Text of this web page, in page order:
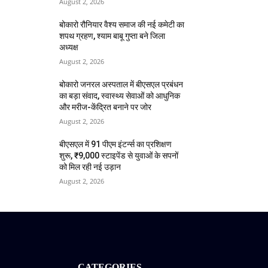
बोकारो रौनियार वैश्य समाज की नई कमेटी का
शपथ ग्रहण, श्याम बाबू गुप्ता बने जिला
अध्यक्ष
August 2, 2026
बोकारो जनरल अस्पताल में बीएसएल प्रबंधन
का बड़ा संवाद, स्वास्थ्य सेवाओं को आधुनिक
और मरीज-केंद्रित बनाने पर जोर
August 2, 2026
बीएसएल में 91 पीएम इंटर्न्स का प्रशिक्षण
शुरू, ₹9,000 स्टाइपेंड से युवाओं के सपनों
को मिल रही नई उड़ान
August 2, 2026